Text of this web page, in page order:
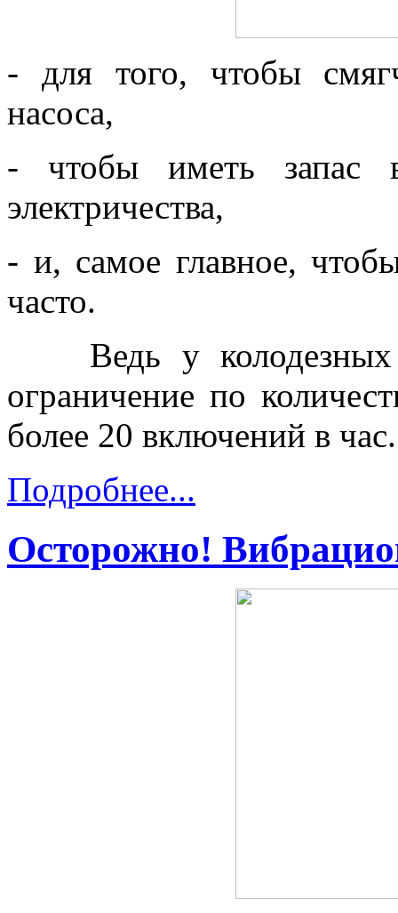
- для того, чтобы
насоса,
- чтобы иметь запас
электричества,
- и, самое главное,
часто.
Ведь у колодезных
ограничение по
более 20 включений в час.
Подробнее...
Осторожно!